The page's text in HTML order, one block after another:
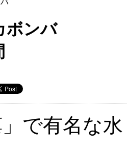
ボンバ
」で有名な水